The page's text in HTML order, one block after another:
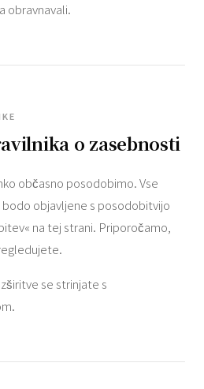
obravnavali.
o zasebnosti
občasno posodobimo. Vse
objavljene s posodobitvijo
na tej strani. Priporočamo,
se strinjate s